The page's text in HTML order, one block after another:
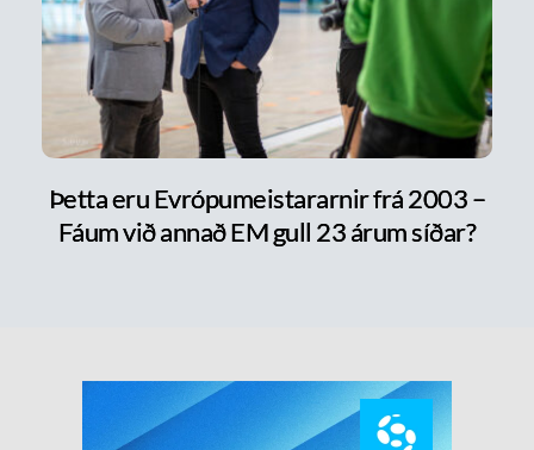
Þetta eru Evrópumeistararnir frá 2003 –
Fáum við annað EM gull 23 árum síðar?